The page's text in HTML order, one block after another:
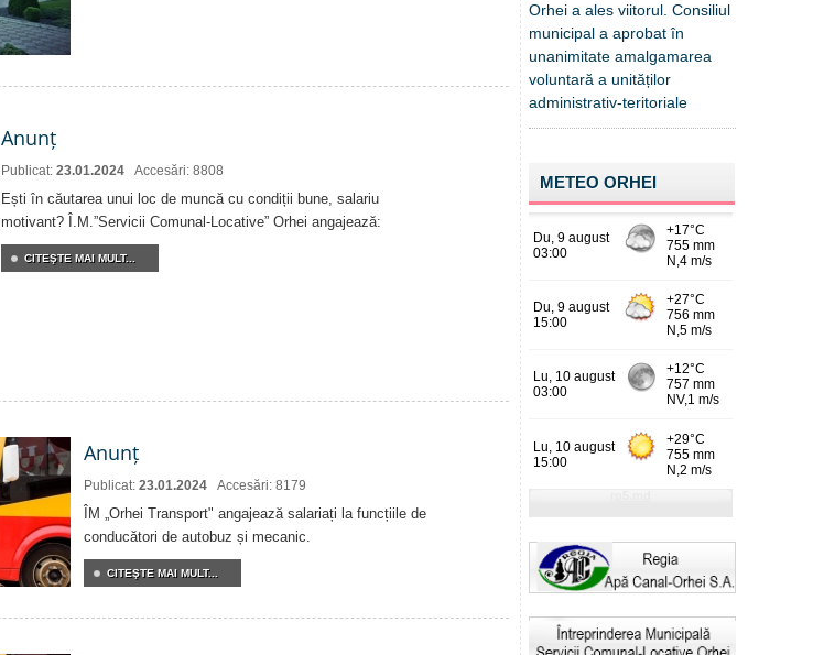
Anunț
Publicat: 23.01.2024 Accesări: 8808
Ești în căutarea unui loc de muncă cu condiții bune, salariu
motivant? Î.M.”Servicii Comunal-Locative” Orhei angajează:
CITEŞTE MAI MULT...
Anunț
Publicat: 23.01.2024 Accesări: 8179
ÎM „Orhei Transport" angajează salariați la funcțiile de
conducători de autobuz și mecanic.
CITEŞTE MAI MULT...
Orhei a ales viitorul. Consiliul
municipal a aprobat în
unanimitate amalgamarea
voluntară a unităților
administrativ-teritoriale
METEO ORHEI